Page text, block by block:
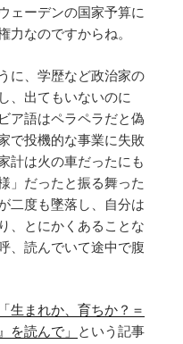
ェーデンの国家予算に
力なのですからね。
に、学歴など政治家の
、出てもいないのに
ア語はペラペラだと偽
で投機的な事業に失敗
計は火の車だったにも
」だったと振る舞った
二度も墜落し、自分は
、とにかくあることな
、読んでいて途中で腹
「生まれか、育ちか？＝
読んで」
という記事